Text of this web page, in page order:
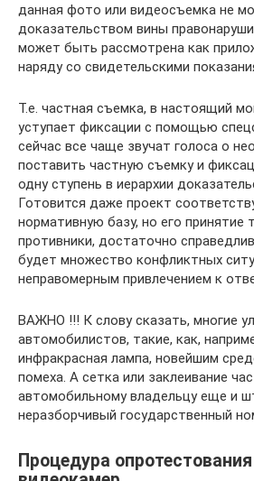
данная фото или видеосъемка не
доказательством вины
может быть рассмотрена как
наряду со свидетельскими
Т.е. частная съемка, в настоящий
уступает фиксации с помощью
сейчас все чаще звучат голоса о
поставить частную съемку и
одну ступень в иерархии
Готовится даже проект
нормативную базу, но его принятие
противники, достаточно
будет множество конфликтных
неправомерным привлечением к
ВАЖНО !!! К слову сказать, многие
автомобилистов, такие, как,
инфракрасная лампа, новейшим
помеха. А сетка или заклеивание
автомобильному владельцу еще и
неразборчивый государственный
Процедура